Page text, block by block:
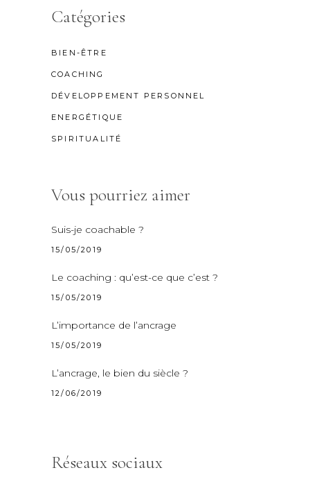
Catégories
BIEN-ÊTRE
COACHING
DÉVELOPPEMENT PERSONNEL
ENERGÉTIQUE
SPIRITUALITÉ
Vous pourriez aimer
Suis-je coachable ?
15/05/2019
Le coaching : qu’est-ce que c’est ?
15/05/2019
L’importance de l’ancrage
15/05/2019
L’ancrage, le bien du siècle ?
12/06/2019
Réseaux sociaux